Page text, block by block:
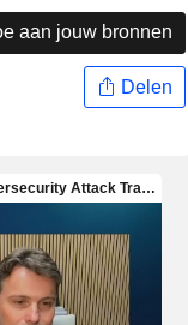
aan jouw bronnen
Delen